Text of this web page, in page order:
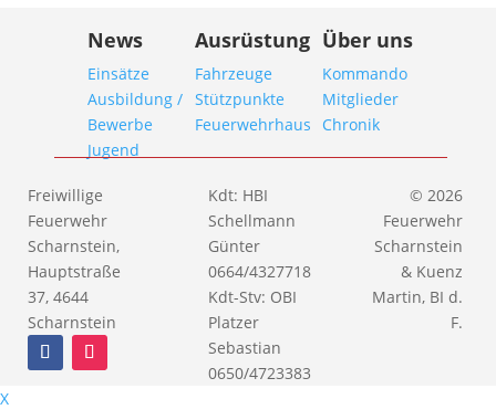
News
Einsätze
Ausbildung /
Bewerbe
Jugend
Ausrüstung
Fahrzeuge
Stützpunkte
Feuerwehrhaus
Über uns
Kommando
Mitglieder
Chronik
Freiwillige
Feuerwehr
Scharnstein,
Hauptstraße
37, 4644
Scharnstein
Kdt: HBI
Schellmann
Günter
0664/4327718
Kdt-Stv: OBI
Platzer
Sebastian
0650/4723383
© 2026
Feuerwehr
Scharnstein
& Kuenz
Martin, BI d.
F.
X